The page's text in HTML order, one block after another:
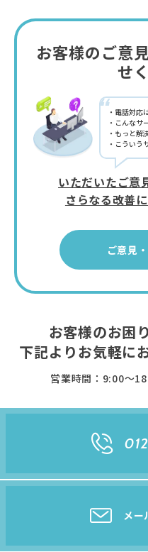
お客様のご意
せ
“
電話対応
こんなサ
もっと解
こういう
いただいたご意
さらなる改善
ご意見
お客様のお困
下記よりお気軽に
営業時間：9:00〜
メー